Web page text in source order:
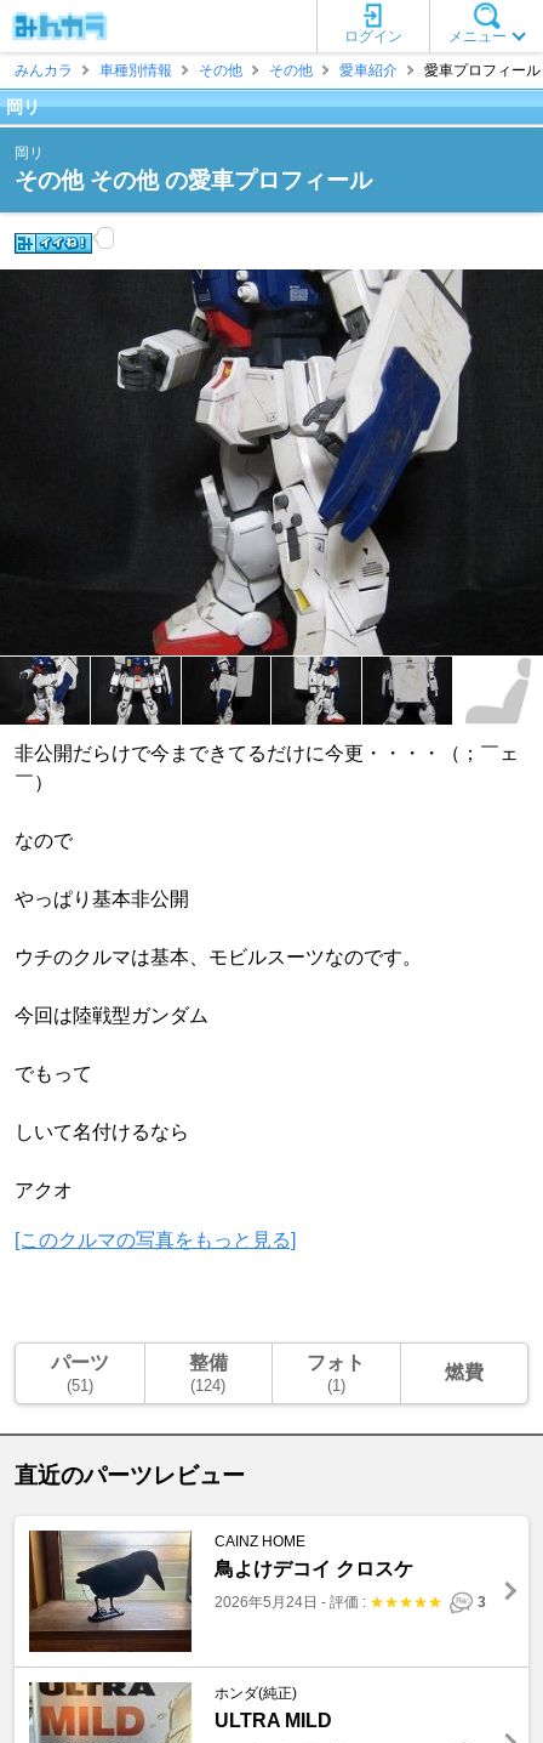
メニュー
ログイン
みんカラ
車種別情報 その他 その他 愛車紹介 愛車プロフィール
岡リ
岡リ
その他 その他 の愛車プロフィール
非公開だらけで今まできてるだけに今更・・・・（；￣ェ
￣）
なので
やっぱり基本非公開
ウチのクルマは基本、モビルスーツなのです。
今回は陸戦型ガンダム
でもって
しいて名付けるなら
アクオ
[このクルマの写真をもっと見る]
パーツ
(51)
整備
(124)
フォト
(1)
燃費
直近のパーツレビュー
CAINZ HOME
鳥よけデコイ クロスケ
2026年5月24日 - 評価 : ★★★★★ 3
ホンダ(純正)
ULTRA MILD